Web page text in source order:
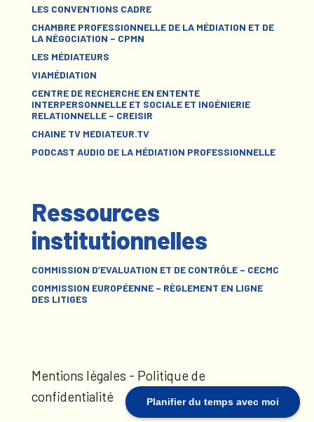
Planifier du temps avec moi
LES CONVENTIONS CADRE
CHAMBRE PROFESSIONNELLE DE LA MÉDIATION ET DE
LA NÉGOCIATION – CPMN
LES MÉDIATEURS
VIAMÉDIATION
CENTRE DE RECHERCHE EN ENTENTE
INTERPERSONNELLE ET SOCIALE ET INGÉNIERIE
RELATIONNELLE – CREISIR
CHAINE TV MEDIATEUR.TV
PODCAST AUDIO DE LA MÉDIATION PROFESSIONNELLE
Ressources
institutionnelles
COMMISSION D’EVALUATION ET DE CONTRÔLE – CECMC
COMMISSION EUROPÉENNE – RÈGLEMENT EN LIGNE
DES LITIGES
Mentions légales - Politique de
confidentialité